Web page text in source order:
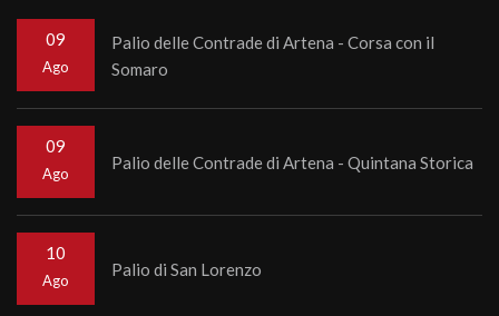
09
Ago
Palio delle Contrade di Artena - Corsa con il
Somaro
09
Ago
Palio delle Contrade di Artena - Quintana Storica
10
Ago
Palio di San Lorenzo